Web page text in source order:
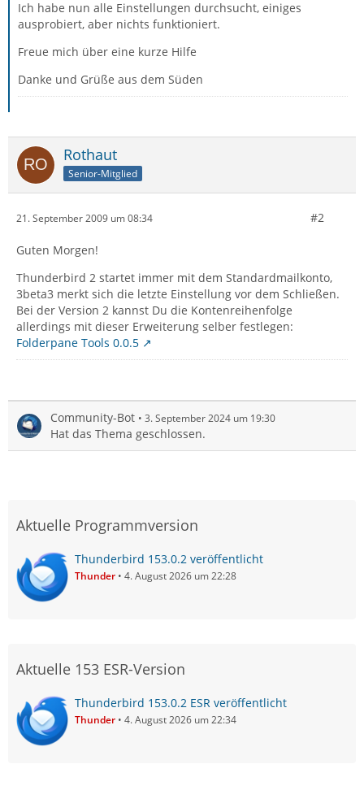
Ich habe nun alle Einstellungen durchsucht, einiges
ausprobiert, aber nichts funktioniert.
Freue mich über eine kurze Hilfe
Danke und Grüße aus dem Süden
Rothaut
Senior-Mitglied
21. September 2009 um 08:34 #2
Guten Morgen!
Thunderbird 2 startet immer mit dem Standardmailkonto,
3beta3 merkt sich die letzte Einstellung vor dem Schließen.
Bei der Version 2 kannst Du die Kontenreihenfolge
allerdings mit dieser Erweiterung selber festlegen:
Folderpane Tools 0.0.5
Community-Bot 3. September 2024 um 19:30
Hat das Thema geschlossen.
Aktuelle Programmversion
Thunderbird 153.0.2 veröffentlicht
Thunder 4. August 2026 um 22:28
Aktuelle 153 ESR-Version
Thunderbird 153.0.2 ESR veröffentlicht
Thunder 4. August 2026 um 22:34